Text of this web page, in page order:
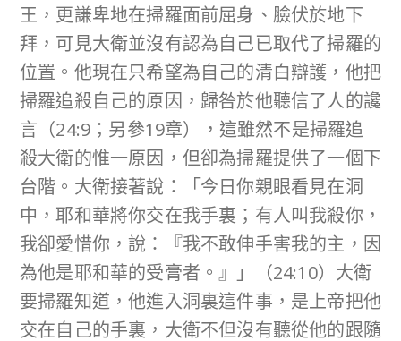
王，更謙卑地在掃羅面前屈身、臉伏於地下
拜，可見大衛並沒有認為自己已取代了掃羅的
位置。他現在只希望為自己的清白辯護，他把
掃羅追殺自己的原因，歸咎於他聽信了人的讒
言（24:9；另參19章），這雖然不是掃羅追
殺大衛的惟一原因，但卻為掃羅提供了一個下
台階。大衛接著說：「今日你親眼看見在洞
中，耶和華將你交在我手裏；有人叫我殺你，
我卻愛惜你，說：『我不敢伸手害我的主，因
為他是耶和華的受膏者。』」（24:10）大衛
要掃羅知道，他進入洞裏這件事，是上帝把他
交在自己的手裏，大衛不但沒有聽從他的跟隨